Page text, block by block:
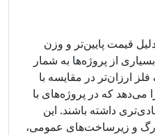
قیمت پایین‌تر و وزن
از پروژه‌ها به شمار
ارزان‌تر در مقایسه با
می‌دهد که در پروژه‌های با
داشته باشند. این
و زیرساخت‌های عمومی،